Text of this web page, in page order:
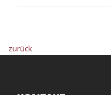
zurück